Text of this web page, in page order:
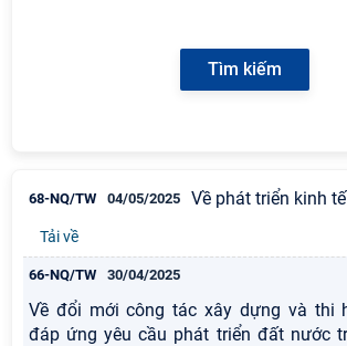
68-NQ/TW 04/05/2025 Về phát triển kinh
Tải về
66-NQ/TW 30/04/2025
Về đổi mới công tác xây dựng và thi
đáp ứng yêu cầu phát triển đất nước